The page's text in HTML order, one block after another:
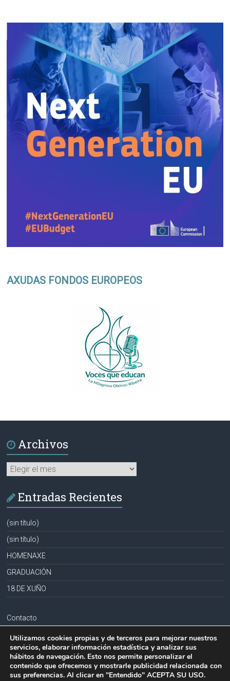
AXUDAS FONDOS EUROPEOS
Archivos
Archivos
Entradas Recientes
(sin título)
(sin título)
HOMENAXE
GRADUACIÓN
18 DE XUÑO
Contacto
Aviso legal
Política de privacidad
Política de cookies
Utilizamos cookies propias y de terceros para mejorar nuestros
servicios, elaborar información estadística y analizar sus
hábitos de navegación. Esto nos permite personalizar el
contenido que ofrecemos y mostrarle publicidad relacionada con
sus preferencias. Al clicar en "Entendido" ACEPTA SU USO.